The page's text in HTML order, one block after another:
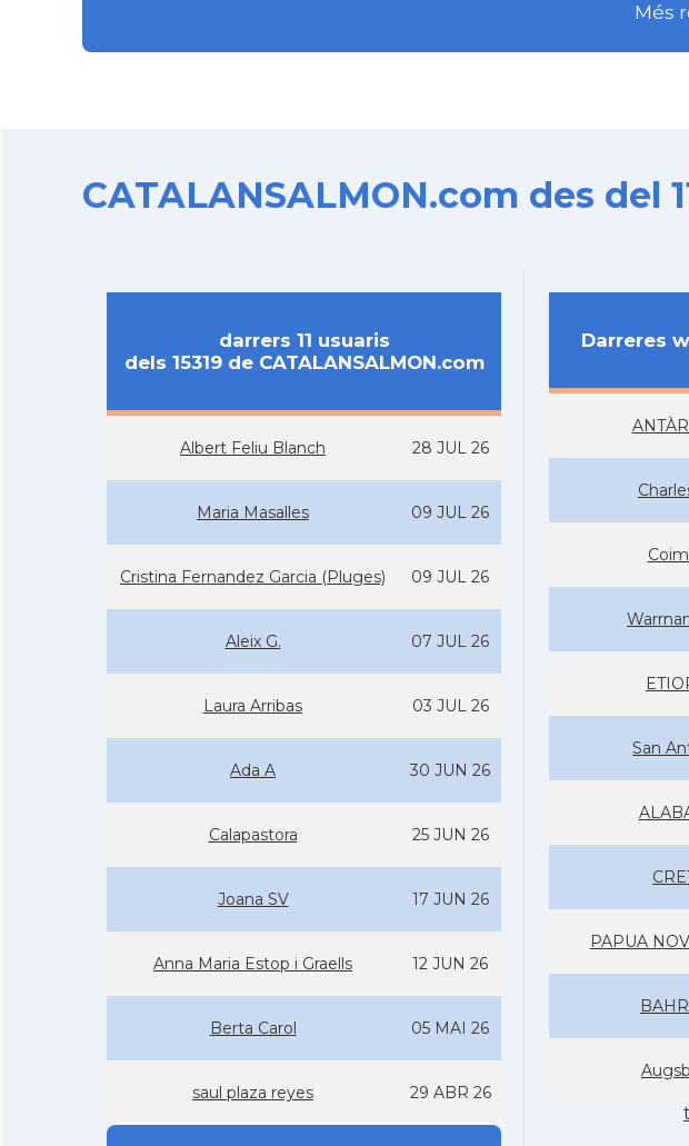
Més
CATALANSALMON.com des del
darrers 11 usuaris
dels 15319 de CATALANSALMON.com
Albert Feliu Blanch 28 JUL 26
Maria Masalles 09 JUL 26
Cristina Fernandez Garcia (Pluges) 09 JUL 26
Aleix G. 07 JUL 26
Laura Arribas 03 JUL 26
Ada A 30 JUN 26
Calapastora 25 JUN 26
Joana SV 17 JUN 26
Anna Maria Estop i Graells 12 JUN 26
Berta Carol 05 MAI 26
saul plaza reyes 29 ABR 26
Darreres
San
PAPUA